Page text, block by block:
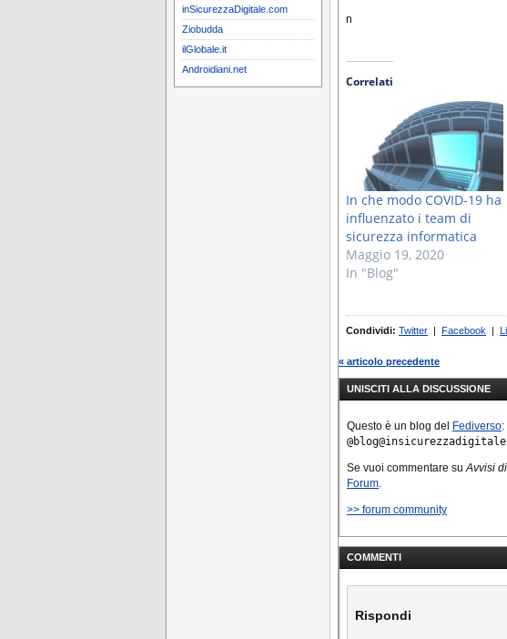
inSicurezzaDigitale.com
Ziobudda
ilGlobale.it
Androidiani.net
n
Correlati
In che modo COVID-19 ha
influenzato i team di
sicurezza informatica
Maggio 19, 2020
In "Blog"
Condividi: Twitter | Facebook |
« articolo precedente
UNISCITI ALLA DISCUSSIONE
Questo è un blog del Fediverso
Se vuoi commentare suAvvisi
Forum.
>> forum community
COMMENTI
Rispondi